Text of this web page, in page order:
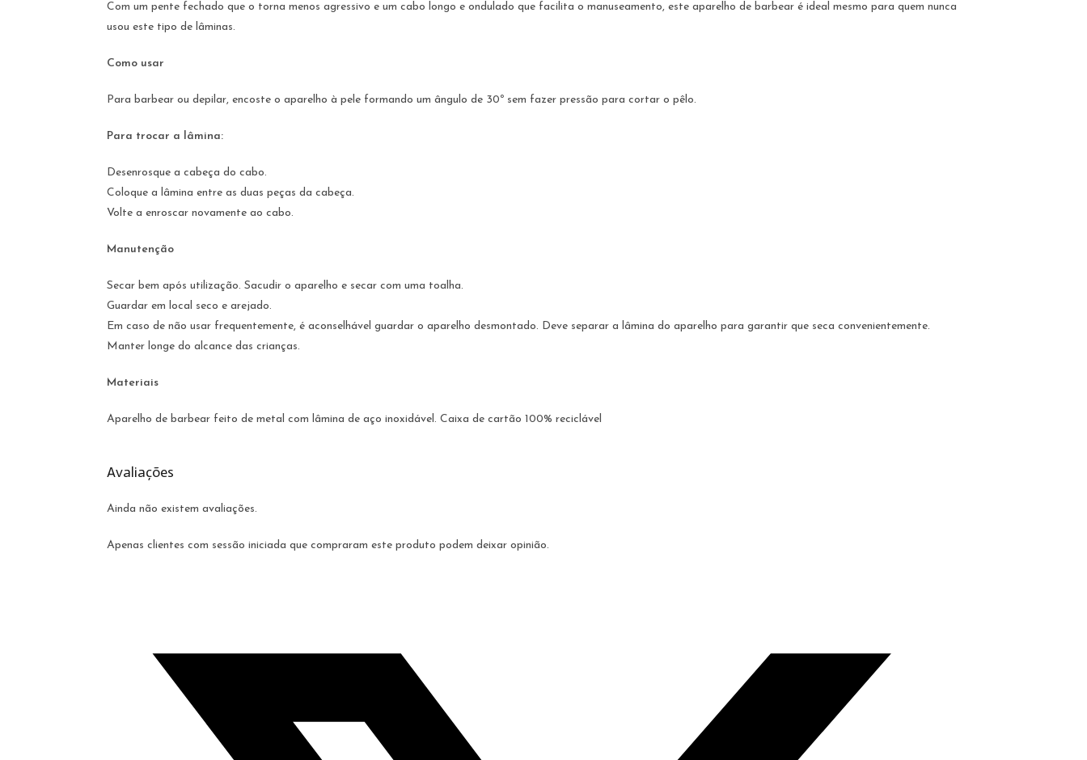
Com um pente fechado que o torna menos agressivo e um cabo longo e ondulado que facilita o manuseamento, este aparelho de barbear é ideal mesmo para quem nunca
usou este tipo de lâminas.
Como usar
Para barbear ou depilar, encoste o aparelho à pele formando um ângulo de 30º sem fazer pressão para cortar o pêlo.
Para trocar a lâmina:
Desenrosque a cabeça do cabo.
Coloque a lâmina entre as duas peças da cabeça.
Volte a enroscar novamente ao cabo.
Manutenção
Secar bem após utilização. Sacudir o aparelho e secar com uma toalha.
Guardar em local seco e arejado.
Em caso de não usar frequentemente, é aconselhável guardar o aparelho desmontado. Deve separar a lâmina do aparelho para garantir que seca convenientemente.
Manter longe do alcance das crianças.
Materiais
Aparelho de barbear feito de metal com lâmina de aço inoxidável. Caixa de cartão 100% reciclável
Avaliações
Ainda não existem avaliações.
Apenas clientes com sessão iniciada que compraram este produto podem deixar opinião.